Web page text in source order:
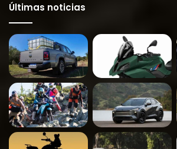
Últimas noticias